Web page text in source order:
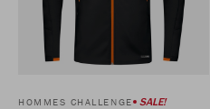
HOMMES CHALLENGE SALE!